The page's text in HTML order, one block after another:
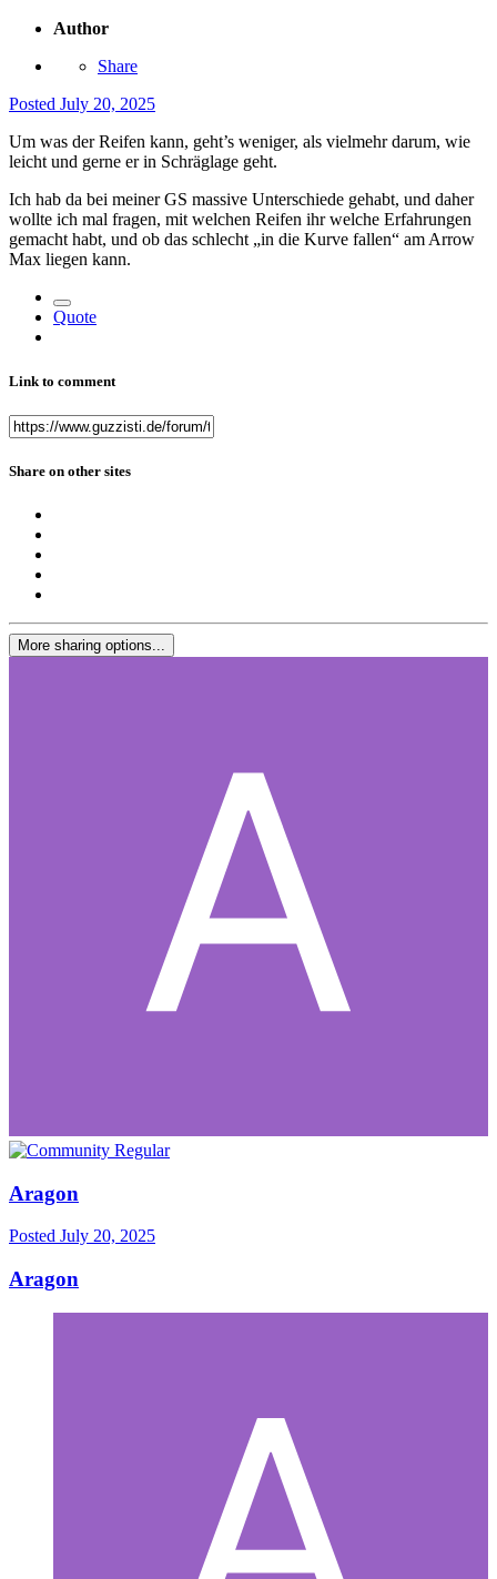
Author
Share
Posted July 20, 2025
Um was der Reifen kann, geht’s weniger, als vielmehr darum, wie
leicht und gerne er in Schräglage geht.
Ich hab da bei meiner GS massive Unterschiede gehabt, und daher
wollte ich mal fragen, mit welchen Reifen ihr welche Erfahrungen
gemacht habt, und ob das schlecht „in die Kurve fallen“ am Arrow
Max liegen kann.
Quote
Link to comment
Share on other sites
More sharing options...
Aragon
Posted July 20, 2025
Aragon